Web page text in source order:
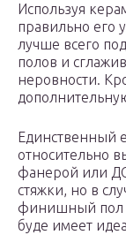
Используя
правильно его
лучше всего
полов и
неровности.
Единственный
относительно
фанерой или
стяжки, но в
финишный пол
буде имеет